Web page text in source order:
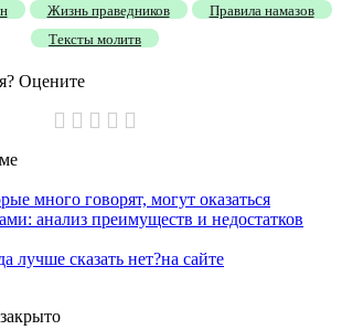
Жизнь праведников
Правила намазов
Тексты молитв
Оцените
много говорят, могут оказаться
анализ преимуществ и недостатков
лучше сказать нет?на сайте